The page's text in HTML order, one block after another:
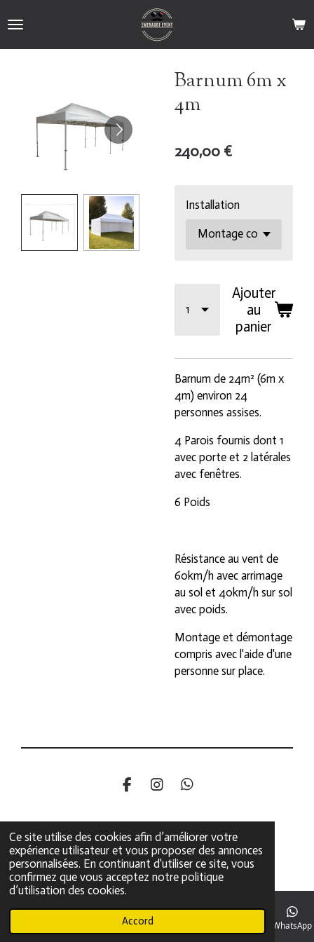
Ce site utilise des cookies afin d’améliorer votre
expérience utilisateur et vous proposer des annonces
personnalisées. En continuant d'utiliser ce site, vous
confirmez que vous acceptez notre politique
d’utilisation des cookies.
Accord
au
contenu
Barnum 6m x
4m
240,00 €
Installation
Ajouter
au
panier
Barnum de 24m² (6m x
4m) environ 24
personnes assises.
4 Parois fournis dont 1
avec porte et 2 latérales
avec fenêtres.
6 Poids
Résistance au vent de
60km/h avec arrimage
au sol et 40km/h sur sol
avec poids.
Montage et démontage
compris avec l'aide d'une
personne sur place.
F
b
o
o
k
I
t
a
g
r
a
W
t
s
A
p
p
Téléphone WhatsApp